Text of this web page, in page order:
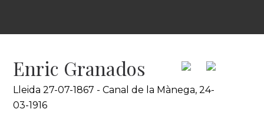
Enric Granados
Lleida 27-07-1867 - Canal de la Mànega, 24-
03-1916